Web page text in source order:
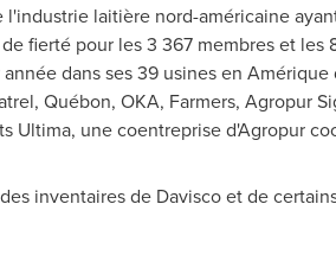
laitière nord-américaine
fierté pour les 3 367 membres et
dans ses 39 usines en
Québon, OKA, Farmers, Agropur
Ultima, une coentreprise d'Agropur
inventaires de Davisco et de